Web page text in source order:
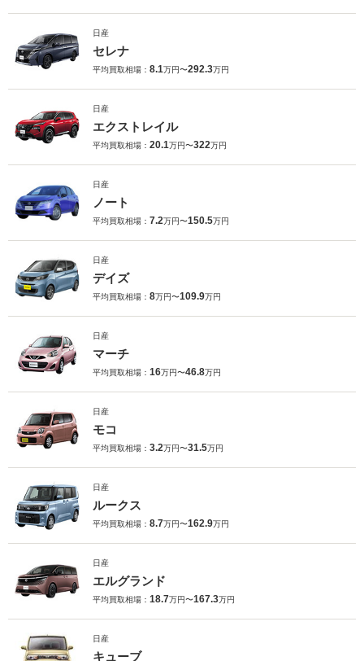
日産
セレナ
平均買取相場： 8.1万円〜292.3万円
日産
エクストレイル
平均買取相場： 20.1万円〜322万円
日産
ノート
平均買取相場： 7.2万円〜150.5万円
日産
デイズ
平均買取相場： 8万円〜109.9万円
日産
マーチ
平均買取相場： 16万円〜46.8万円
日産
モコ
平均買取相場： 3.2万円〜31.5万円
日産
ルークス
平均買取相場： 8.7万円〜162.9万円
日産
エルグランド
平均買取相場： 18.7万円〜167.3万円
日産
キューブ